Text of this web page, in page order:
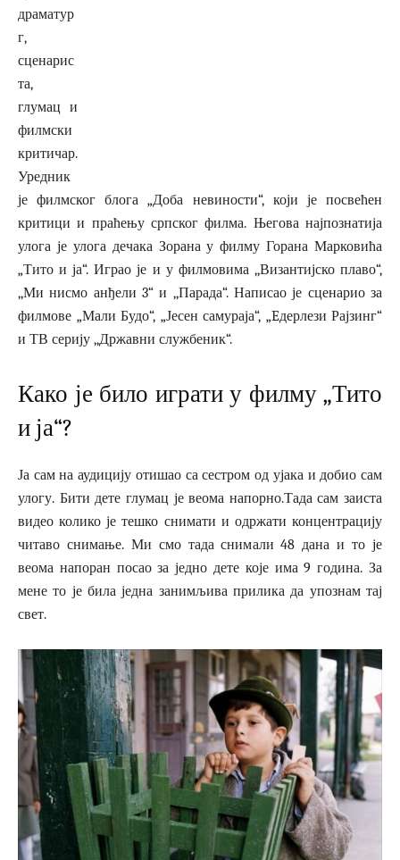
драматур
г,
сценарис
та,
глумац и
филмски
критичар.
Уредник
је филмског блога „Доба невиности“, који је посвећен
критици и праћењу српског филма. Његова најпознатија
улога је улога дечака Зорана у филму Горана Марковића
„Тито и ја“. Играо је и у филмовима ,,Византијско плаво“,
,,Ми нисмо анђели 3“ и ,,Парада“. Написао је сценарио за
филмове „Мали Будо“, „Јесен самураја“, „Eдерлези Рајзинг“
и ТВ серију ,,Државни службеник“.
Како је било играти у филму „Тито
и ја“?
Ја сам на аудицију отишао са сестром од ујака и добио сам
улогу. Бити дете глумац је веома напорно.Тада сам заиста
видео колико је тешко снимати и одржати концентрацију
читаво снимање. Ми смо тада снимали 48 дана и то је
веома напоран посао за једно дете које има 9 година. За
мене то је била једна занимљива прилика да упознам тај
свет.